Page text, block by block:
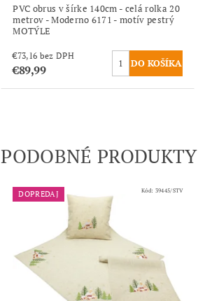
PVC obrus v šírke 140cm - celá rolka 20
metrov - Moderno 6171 - motív pestrý
MOTÝLE
€73,16 bez DPH
€89,99
PODOBNÉ PRODUKTY
DOPREDAJ Kód: 39445/STV